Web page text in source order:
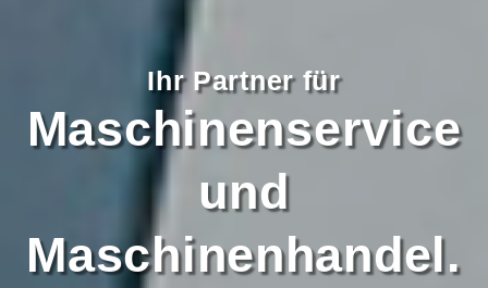
Ihr Partner für
Maschinenservice
und
Maschinenhandel.